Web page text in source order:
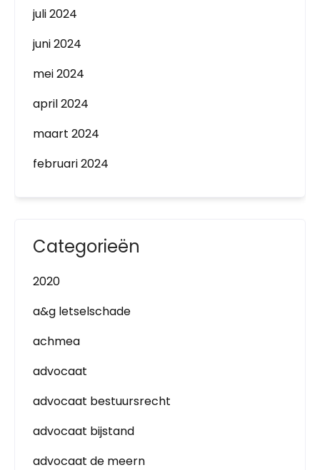
juli 2024
juni 2024
mei 2024
april 2024
maart 2024
februari 2024
Categorieën
2020
a&g letselschade
achmea
advocaat
advocaat bestuursrecht
advocaat bijstand
advocaat de meern